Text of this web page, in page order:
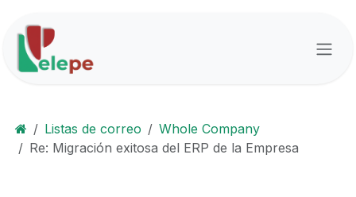
Listas de correo
Whole Company
Re: Migración exitosa del ERP de la Empresa